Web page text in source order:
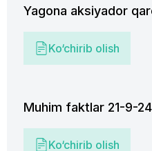
Yagona aksiyador
Ko‘chirib olish
Muhim faktlar 21-9-
Ko‘chirib olish